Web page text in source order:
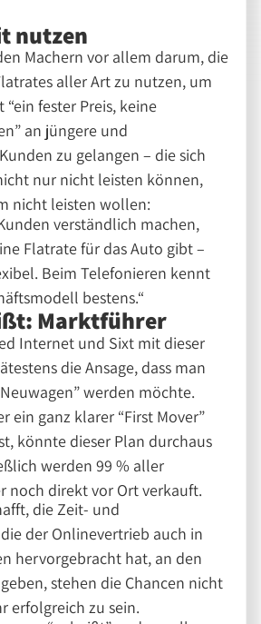
nutzen
Machern vor allem darum, die
aller Art zu nutzen, um
fester Preis, keine
an jüngere und
zu gelangen – die sich
nur nicht leisten können,
nicht leisten wollen:
verständlich machen,
Flatrate für das Auto gibt –
Beim Telefonieren kennt
bestens.“
Marktführer
Internet und Sixt mit dieser
die Ansage, dass man
werden möchte.
ein ganz klarer “First Mover”
könnte dieser Plan durchaus
werden 99 % aller
noch direkt vor Ort verkauft.
die Zeit- und
der Onlinevertrieb auch in
hervorgebracht hat, an den
stehen die Chancen nicht
erfolgreich zu sein.